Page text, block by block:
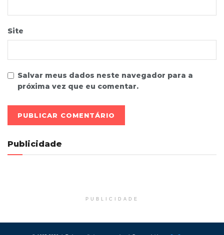
Site
Salvar meus dados neste navegador para a
próxima vez que eu comentar.
Publicidade
PUBLICIDADE